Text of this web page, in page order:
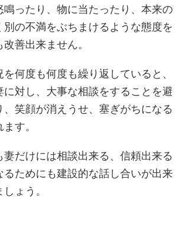
鳴ったり、物に当たったり、本来の
別の不満をぶちまけるような態度を
善出来ません。
何度も何度も繰り返していると、
に対し、大事な相談をすることを避
、笑顔が消えうせ、塞ぎがちになる
す。
妻だけには相談出来る、信頼出来る
るためにも建設的な話し合いが出来
ょう。